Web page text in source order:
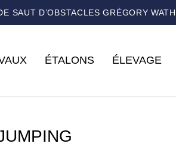
SAUT D’OBSTACLES GRÉGORY
ÉTALONS ÉLEVAGE